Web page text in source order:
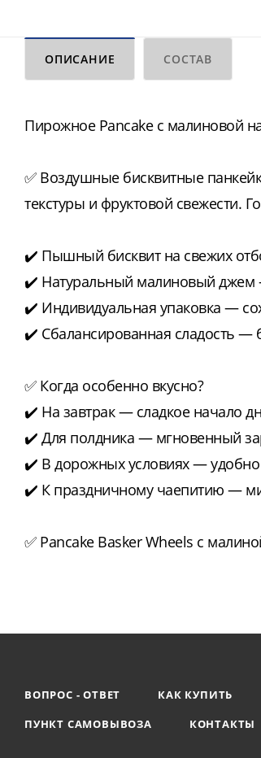
ОПИСАНИЕ СОСТАВ
Пирожное Pancake с малиновой
✅ Воздушные бисквитные
текстуры и фруктовой свежести.
✔️ Пышный бисквит на свежих
✔️ Натуральный малиновый джем
✔️ Индивидуальная упаковка —
✔️ Сбалансированная сладость —
✅ Когда особенно вкусно?
✔️ На завтрак — сладкое начало
✔️ Для полдника — мгновенный
✔️ В дорожных условиях — удобно
✔️ К праздничному чаепитию —
✅ Pancake Basker Wheels с
ВОПРОС - ОТВЕТ КАК КУПИТЬ
ПУНКТ САМОВЫВОЗА
КОНТАКТЫ